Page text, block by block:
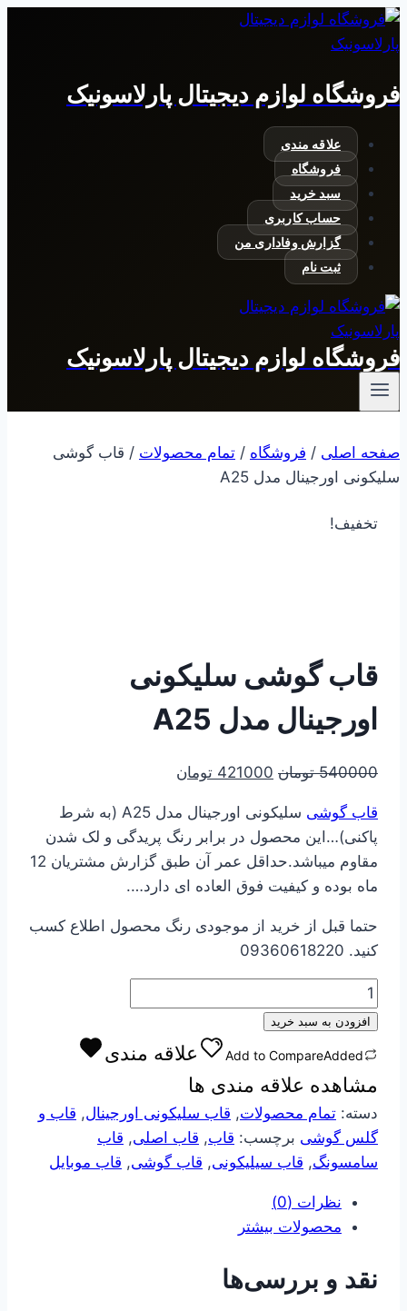
بازگشت
به
فروشگاه لوازم دیجیتال پارلاسونیک
علاقه مندی
فروشگاه
سبد خرید
حساب کاربری
گزارش وفاداری من
ثبت نام
فروشگاه لوازم دیجیتال پارلاسونیک
صفحه اصلی / فروشگاه / تمام محصولات / قاب گوشی
سلیکونی اورجینال مدل A25
تخفیف!
قاب گوشی سلیکونی
اورجینال مدل A25
540000 تومان قیمت
540000 تومان
بود.
421000 تومان
421000 تومان
است.
قاب گوشی
سلیکونی اورجینال مدل A25 (به شرط
پاکنی)…این محصول در برابر رنگ پریدگی و لک شدن
مقاوم میباشد.حداقل عمر آن طبق گزارش مشتریان 12
ماه بوده و کیفیت فوق العاده ای دارد….
حتما قبل از خرید از موجودی رنگ محصول اطلاع کسب
کنید. 09360618220
قاب
گوشی
اورجینال
مدل
A25
عدد
افزودن به سبد خرید
Add to CompareAdded
علاقه مندی
مشاهده علاقه مندی ها
دسته: تمام محصولات, قاب سلیکونی اورجینال, قاب و
گلس گوشی برچسب: قاب, قاب اصلی, قاب
سامسونگ, قاب سیلیکونی, قاب گوشی, قاب موبایل
نظرات (0)
محصولات بیشتر
نقد و بررسی‌ها